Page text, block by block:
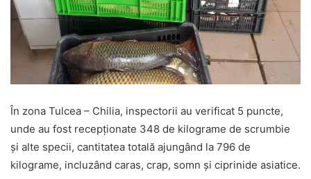
În zona Tulcea – Chilia, inspectorii au verificat 5 puncte,
unde au fost recepționate 348 de kilograme de scrumbie
și alte specii, cantitatea totală ajungând la 796 de
kilograme, incluzând caras, crap, somn și ciprinide asiatice.